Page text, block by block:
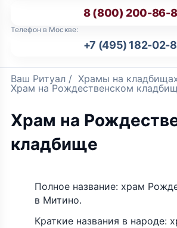
8 (800) 200-86-
Телефон в Москве:
+7 (495) 182-02-
Ваш Ритуал / Храмы на
Храм на Рождественском
Храм на
кладбище
Полное название: храм
в Митино.
Краткие названия в народе: